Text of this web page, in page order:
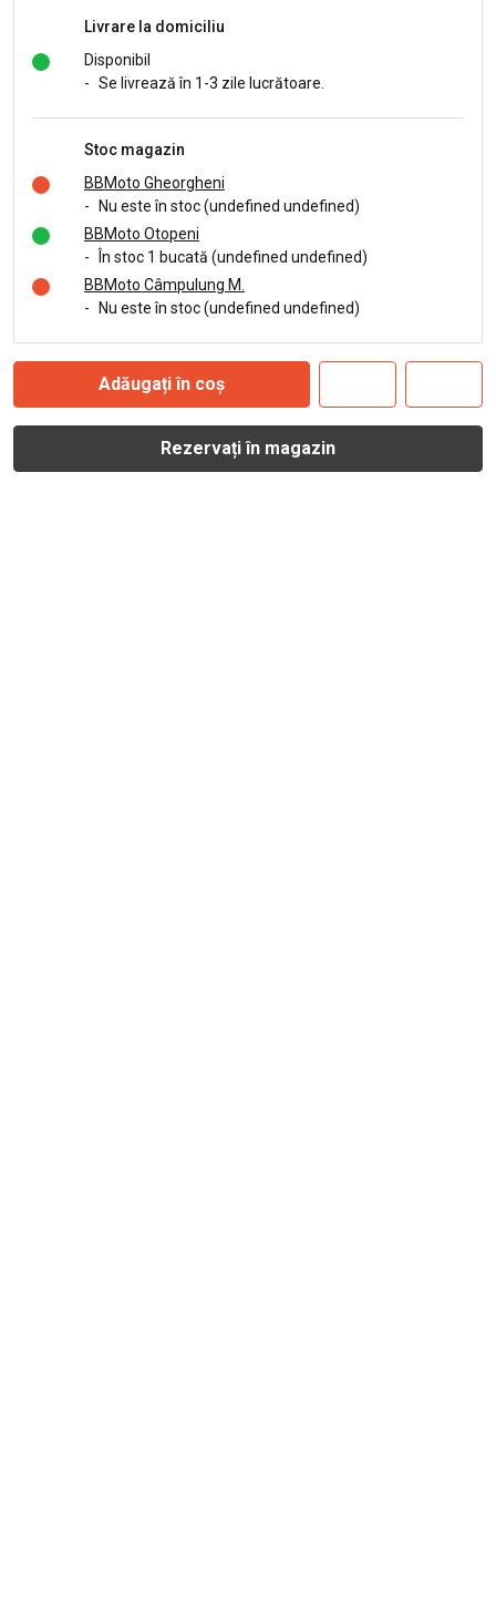
Livrare la domiciliu
Disponibil
- Se livrează în 1-3 zile lucrătoare.
Stoc magazin
BBMoto Gheorgheni
-
Nu este în stoc (undefined undefined)
BBMoto Otopeni
-
În stoc 1 bucată (undefined undefined)
BBMoto Câmpulung M.
-
Nu este în stoc (undefined undefined)
Adăugați în coș
Rezervați în magazin